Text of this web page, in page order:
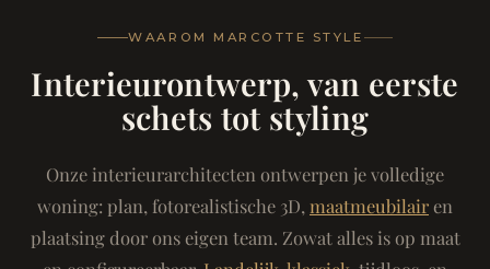
WAAROM MARCOTTE STYLE
Interieurontwerp, van eerste
schets tot styling
Onze interieurarchitecten ontwerpen je volledige
woning: plan, fotorealistische 3D, maatmeubilairen
plaatsing door ons eigen team. Zowat alles is op maat